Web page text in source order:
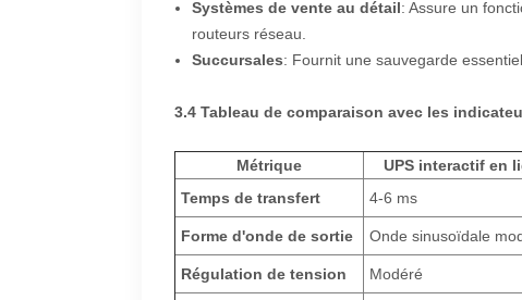
Systèmes de vente au détail: Assure un
routeurs réseau.
Succursales: Fournit une sauvegarde
3.4 Tableau de comparaison avec les
Métrique
UPS interactif en
Temps de transfert
4-6 ms
Forme d'onde de sortie Onde sinusoïdale
Régulation de tension Modéré